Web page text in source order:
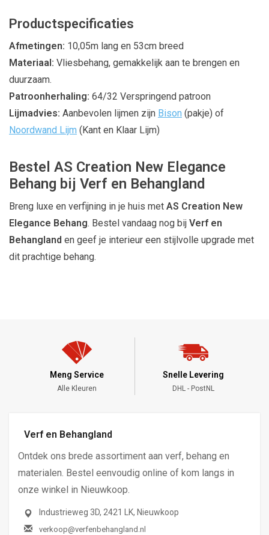
Productspecificaties
Afmetingen: 10,05m lang en 53cm breed
Materiaal: Vliesbehang, gemakkelijk aan te brengen en
duurzaam.
Patroonherhaling: 64/32 Verspringend patroon
Lijmadvies: Aanbevolen lijmen zijn Bison (pakje) of
Noordwand Lijm (Kant en Klaar Lijm)
Bestel AS Creation New Elegance
Behang bij Verf en Behangland
Breng luxe en verfijning in je huis met AS Creation New
Elegance Behang. Bestel vandaag nog bij Verf en
Behangland en geef je interieur een stijlvolle upgrade met
dit prachtige behang.
Meng Service
Alle Kleuren
Snelle Levering
DHL - PostNL
Verf en Behangland
Ontdek ons brede assortiment aan verf, behang en
materialen. Bestel eenvoudig online of kom langs in
onze winkel in Nieuwkoop.
Industrieweg 3D, 2421 LK, Nieuwkoop
verkoop@verfenbehangland.nl